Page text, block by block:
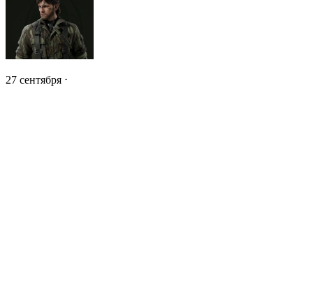
27 сентября ⋅